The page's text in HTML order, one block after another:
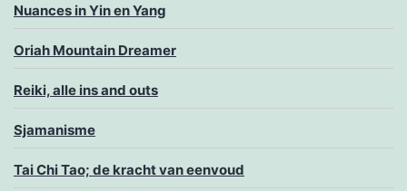
Nuances in Yin en Yang
Oriah Mountain Dreamer
Reiki, alle ins and outs
Sjamanisme
Tai Chi Tao; de kracht van eenvoud